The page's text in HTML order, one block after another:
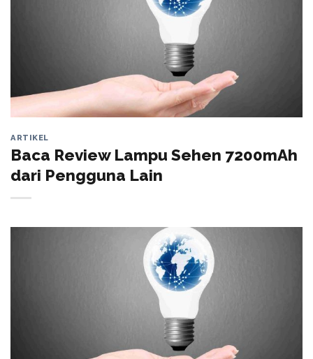
ARTIKEL
Baca Review Lampu Sehen 7200mAh
dari Pengguna Lain